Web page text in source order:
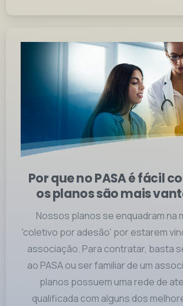
Por que no PASA é fácil
os planos são mais
Nossos planos se enquadram na
'coletivo por adesão' por estarem
associação. Para contratar, basta
ao PASA ou ser familiar de um
planos possuem uma rede de
qualificada com alguns dos